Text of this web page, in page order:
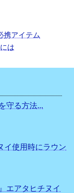
携アイテム
は
守る方法...
イ使用時にラウン
エアタヒチヌイ